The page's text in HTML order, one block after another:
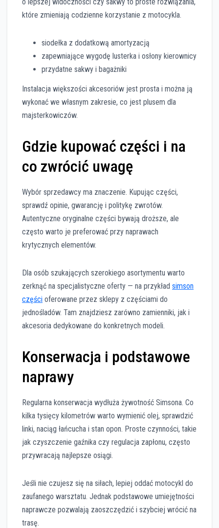
które zmieniają codzienne korzystanie z motocykla.
siodełka z dodatkową amortyzacją
zapewniające wygodę lusterka i osłony kierownicy
przydatne sakwy i bagażniki
Instalacja większości akcesoriów jest prosta i można ją
wykonać we własnym zakresie, co jest plusem dla
majsterkowiczów.
Gdzie kupować części i na
co zwrócić uwagę
Wybór sprzedawcy ma znaczenie. Kupując części,
sprawdź opinie, gwarancję i politykę zwrotów.
Autentyczne oryginalne części bywają droższe, ale
często warto je preferować przy naprawach
krytycznych elementów.
Dla osób szukających szerokiego asortymentu warto
zerknąć na specjalistyczne oferty — na przykład simson
części oferowane przez sklepy z częściami do
jednośladów. Tam znajdziesz zarówno zamienniki, jak i
akcesoria dedykowane do konkretnych modeli.
Konserwacja i podstawowe
naprawy
Regularna konserwacja wydłuża żywotność Simsona. Co
kilka tysięcy kilometrów warto wymienić olej, sprawdzić
linki, naciąg łańcucha i stan opon. Proste czynności, takie
jak czyszczenie gaźnika czy regulacja zapłonu, często
przywracają najlepsze osiągi.
Jeśli nie czujesz się na siłach, lepiej oddać motocykl do
zaufanego warsztatu. Jednak podstawowe umiejętności
naprawcze pozwalają zaoszczędzić i szybciej wrócić na
trasę.